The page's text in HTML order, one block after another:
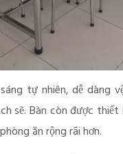
tự nhiên, dễ dàng
sẽ. Bàn còn được
ăn rộng rãi hơn.